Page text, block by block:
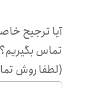
آیا ترجیح
تماس بگیریم؟
(لطفا روش